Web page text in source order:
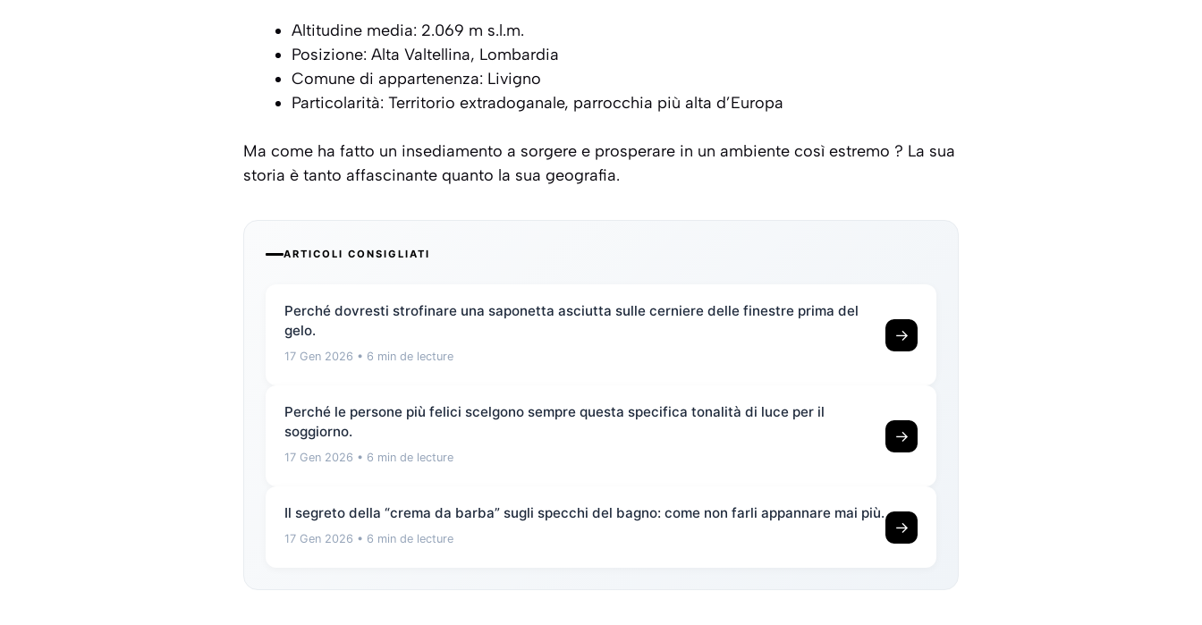
Altitudine media: 2.069 m s.l.m.
Posizione: Alta Valtellina, Lombardia
Comune di appartenenza: Livigno
Particolarità: Territorio extradoganale, parrocchia più alta d’Europa
Ma come ha fatto un insediamento a sorgere e prosperare in un ambiente così estremo ? La sua
storia è tanto affascinante quanto la sua geografia.
ARTICOLI CONSIGLIATI
Perché dovresti strofinare una saponetta asciutta sulle cerniere delle finestre prima del
gelo.
17 Gen 2026 • 6 min de lecture
→
Perché le persone più felici scelgono sempre questa specifica tonalità di luce per il
soggiorno.
17 Gen 2026 • 6 min de lecture
→
Il segreto della “crema da barba” sugli specchi del bagno: come non farli appannare mai più.
17 Gen 2026 • 6 min de lecture
→